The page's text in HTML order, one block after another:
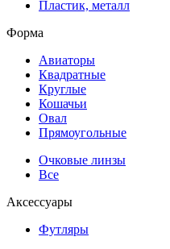
Пластик, металл
Форма
Авиаторы
Квадратные
Круглые
Кошачьи
Овал
Прямоугольные
Очковые линзы
Все
Аксессуары
Футляры